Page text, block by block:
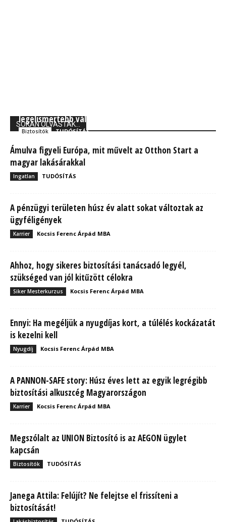
SOKAN OLVASTÁK...
legelismertebb vállalata között
Biztosítók TUDÓSÍTÁS
Ámulva figyeli Európa, mit művelt az Otthon Start a
magyar lakásárakkal
Ingatlan TUDÓSÍTÁS
A pénzügyi területen húsz év alatt sokat változtak az
ügyféligények
Karrier Kocsis Ferenc Árpád MBA
Ahhoz, hogy sikeres biztosítási tanácsadó legyél,
szükséged van jól kitűzött célokra
Siker Mesterkurzus Kocsis Ferenc Árpád MBA
Ennyi: Ha megéljük a nyugdíjas kort, a túlélés kockázatát
is kezelni kell
Nyugdíj Kocsis Ferenc Árpád MBA
A PANNON-SAFE story: Húsz éves lett az egyik legrégibb
biztosítási alkuszcég Magyarországon
Karrier Kocsis Ferenc Árpád MBA
Megszólalt az UNION Biztosító is az AEGON ügylet
kapcsán
Biztosítók TUDÓSÍTÁS
Janega Attila: Felújít? Ne felejtse el frissíteni a
biztosítását!